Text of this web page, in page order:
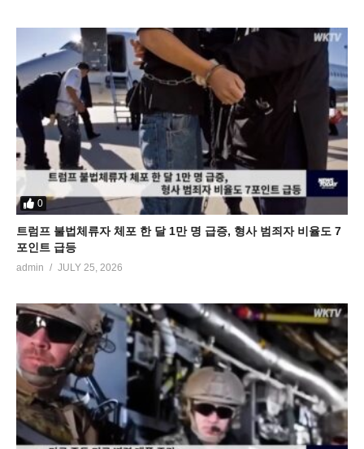
0
트럼프 불법체류자 체포 한 달 1만 명 급증, 형사 범죄자 비율도 7
포인트 급등
admin JULY 25, 2026